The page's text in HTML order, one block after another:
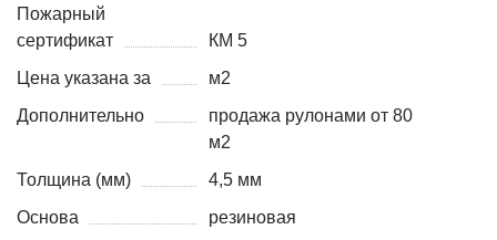
Пожарный
сертификат
КМ 5
Цена указана за
м2
Дополнительно
продажа рулонами от 80
м2
Толщина (мм)
4,5 мм
Основа
резиновая